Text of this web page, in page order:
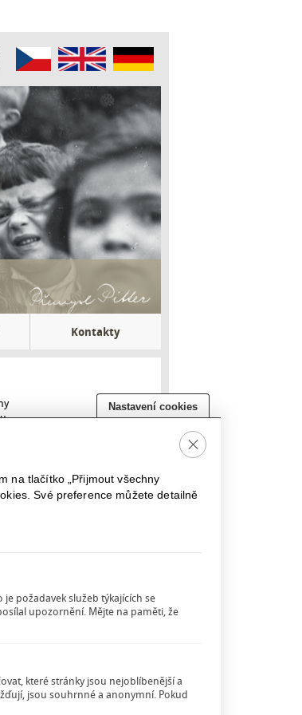
Kontakty
Nastavení cookies
Close
na tlačítko „Přijmout všechny
Své preference můžete detailně
požadavek služeb týkajících se
upozornění. Mějte na paměti, že
které stránky jsou nejoblíbenější a
jsou souhrnné a anonymní. Pokud